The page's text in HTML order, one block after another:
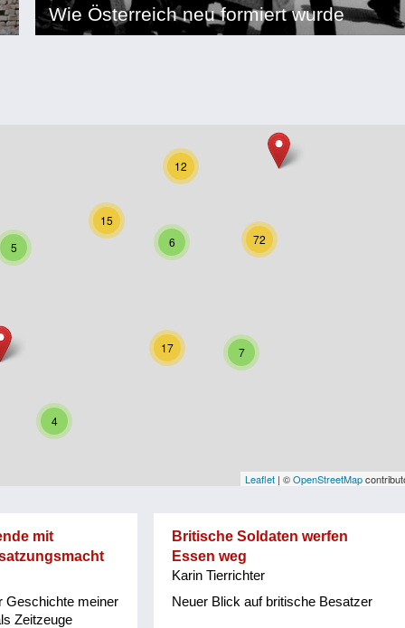
Wie Österreich neu formiert wurde
4
5
12
15
6
17 7
72
Leaflet | ©OpenStreetMap
mit
Geschichte meiner
Zeitzeuge
Britische Soldaten werfen
Essen weg
Karin Tierrichter
Neuer Blick auf britische Besatzer